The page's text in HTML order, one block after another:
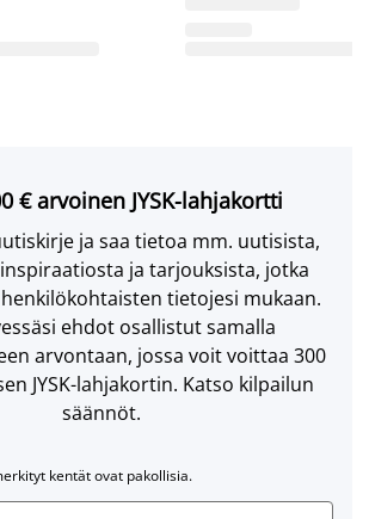
€ arvoinen JYSK-lahjakortti
ja saa tietoa mm. uutisista,
ja tarjouksista, jotka
tietojesi mukaan.
ehdot osallistut samalla
arvontaan, jossa voit voittaa 300
JYSK-lahjakortin. Katso kilpailun
säännöt.
kentät ovat pakollisia.